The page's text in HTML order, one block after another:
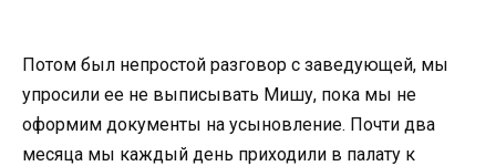
Потом был непростой разговор с заведующей, мы
упросили ее не выписывать Мишу, пока мы не
оформим документы на усыновление. Почти два
месяца мы каждый день приходили в палату к